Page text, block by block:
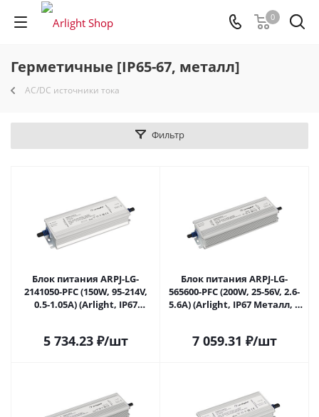
0
Герметичные [IP65-67, металл]
AC/DC источники тока
Фильтр
Блок питания ARPJ-LG-
2141050-PFC (150W, 95-214V,
0.5-1.05A) (Arlight, IP67
5 734.23₽/шт
Блок питания ARPJ-LG-
565600-PFC (200W, 25-56V, 2.6-
5.6A) (Arlight, IP67 Металл, 5
7 059.31 ₽/шт